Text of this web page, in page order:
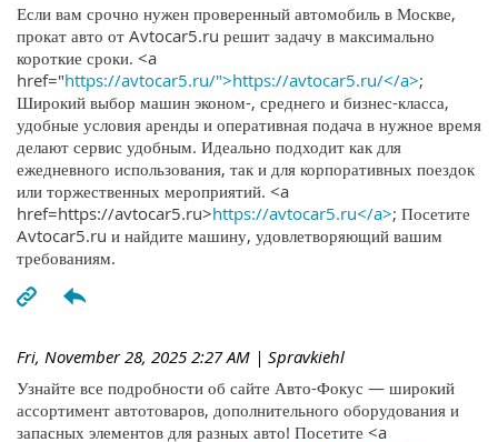
Если вам срочно нужен проверенный автомобиль в Москве,
прокат авто от Avtocar5.ru решит задачу в максимально
короткие сроки. <a
href="https://avtocar5.ru/">https://avtocar5.ru/</a>;
Широкий выбор машин эконом-, среднего и бизнес-класса,
удобные условия аренды и оперативная подача в нужное время
делают сервис удобным. Идеально подходит как для
ежедневного использования, так и для корпоративных поездок
или торжественных мероприятий. <a
href=https://avtocar5.ru>https://avtocar5.ru</a>; Посетите
Avtocar5.ru и найдите машину, удовлетворяющий вашим
требованиям.
Fri, November 28, 2025 2:27 AM | Spravkiehl
Узнайте все подробности об сайте Авто-Фокус — широкий
ассортимент автотоваров, дополнительного оборудования и
запасных элементов для разных авто! Посетите <a